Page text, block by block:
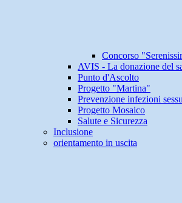
Concorso
AVIS - La donazione del
Punto d'Ascolto
Progetto "Martina"
Prevenzione infezioni
Progetto Mosaico
Salute e Sicurezza
Inclusione
orientamento in uscita